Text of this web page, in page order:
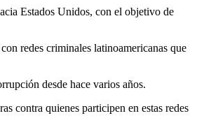
Estados Unidos, con el objetivo de
redes criminales latinoamericanas que
desde hace varios años.
contra quienes participen en estas redes